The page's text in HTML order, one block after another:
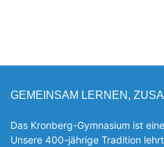
GEMEINSAM LERNEN,
Das Kronberg-Gymnasium ist
Unsere 400-jährige Tradition